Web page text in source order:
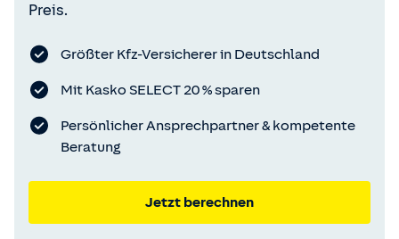
Preis.
Größter Kfz-Versicherer in Deutschland
Mit Kasko SELECT 20 % sparen
Persönlicher Ansprechpartner & kompetente
Beratung
Jetzt berechnen